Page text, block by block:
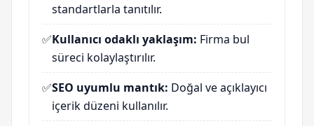
standartlarla tanıtılır.
✅Kullanıcı odaklı yaklaşım: Firma bul
süreci kolaylaştırılır.
✅SEO uyumlu mantık: Doğal ve açıklayıcı
içerik düzeni kullanılır.